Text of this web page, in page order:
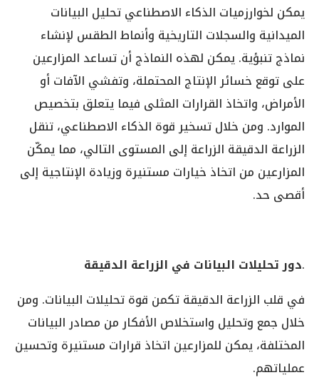
يمكن لخوارزميات الذكاء الاصطناعي تحليل البيانات
الميدانية والسجلات التاريخية وأنماط الطقس لإنشاء
نماذج تنبؤية. يمكن لهذه النماذج أن تساعد المزارعين
على توقع خسائر الإنتاج المحتملة، وتفشي الآفات أو
الأمراض، واتخاذ القرارات المثلى فيما يتعلق بتخصيص
الموارد. ومن خلال تسخير قوة الذكاء الاصطناعي، تنقل
الزراعة الدقيقة الزراعة إلى المستوى التالي، مما يمكّن
المزارعين من اتخاذ خيارات مستنيرة وزيادة الإنتاجية إلى
أقصى حد.
.دور تحليلات البيانات في الزراعة الدقيقة
في قلب الزراعة الدقيقة تكمن قوة تحليلات البيانات. ومن
خلال جمع وتحليل واستخلاص الأفكار من مصادر البيانات
المختلفة، يمكن للمزارعين اتخاذ قرارات مستنيرة وتحسين
عملياتهم.